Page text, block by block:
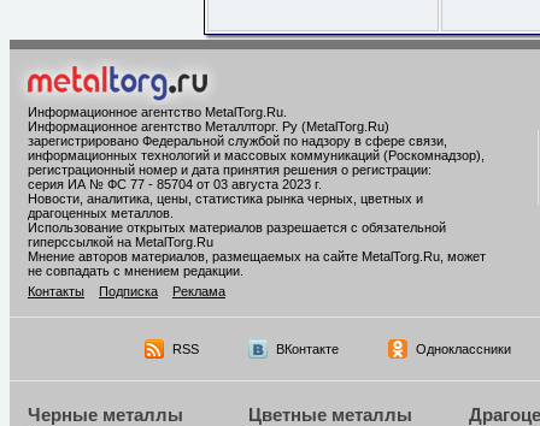
Информационное агентство MetalTorg.Ru
Информационное агентство Металлторг. Ру (MetalTorg.Ru)
зарегистрировано Федеральной службой по надзору в сфере связи,
информационных технологий и массовых коммуникаций (Роскомнадзор),
регистрационный номер и дата принятия решения о регистрации:
серия ИА № ФС 77 - 85704 от 03 августа 2023 г.
Новости, аналитика, цены, статистика рынка черных, цветных и
драгоценных металлов.
Использование открытых материалов разрешается с обязательной
гиперссылкой на MetalTorg.Ru
Мнение авторов материалов, размещаемых на сайте MetalTorg.Ru, может
не совпадать с мнением редакции.
Контакты
Подписка Реклама
RSS ВКонтакте Одноклассники
Черные металлы Цветные металлы